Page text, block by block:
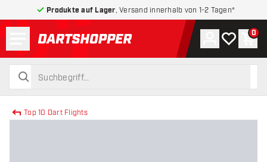
Produkte auf Lager , Versand innerhalb von 1-2 Tagen*
zurück zur Startseite
suchen
suchen
Konto
Meine 0
Top 10 Dart Flights